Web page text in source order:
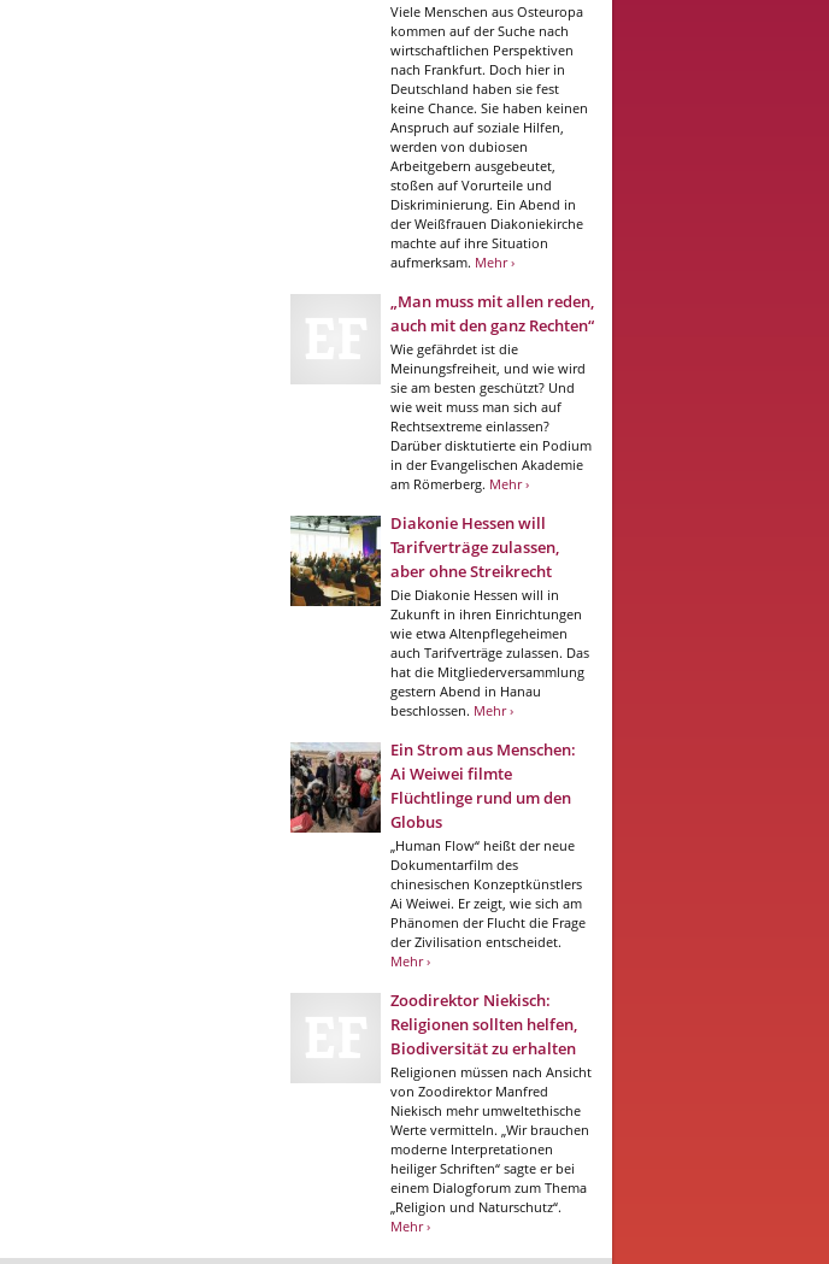
Viele Menschen aus Osteuropa
kommen auf der Suche nach
wirtschaftlichen Perspektiven
nach Frankfurt. Doch hier in
Deutschland haben sie fest
keine Chance. Sie haben keinen
Anspruch auf soziale Hilfen,
werden von dubiosen
Arbeitgebern ausgebeutet,
stoßen auf Vorurteile und
Diskriminierung. Ein Abend in
der Weißfrauen Diakoniekirche
machte auf ihre Situation
aufmerksam. Mehr ›
„Man muss mit allen reden,
auch mit den ganz Rechten“
Wie gefährdet ist die
Meinungsfreiheit, und wie wird
sie am besten geschützt? Und
wie weit muss man sich auf
Rechtsextreme einlassen?
Darüber disktutierte ein Podium
in der Evangelischen Akademie
am Römerberg. Mehr ›
Diakonie Hessen will
Tarifverträge zulassen,
aber ohne Streikrecht
Die Diakonie Hessen will in
Zukunft in ihren Einrichtungen
wie etwa Altenpflegeheimen
auch Tarifverträge zulassen. Das
hat die Mitgliederversammlung
gestern Abend in Hanau
beschlossen. Mehr ›
Ein Strom aus Menschen:
Ai Weiwei filmte
Flüchtlinge rund um den
Globus
„Human Flow“ heißt der neue
Dokumentarfilm des
chinesischen Konzeptkünstlers
Ai Weiwei. Er zeigt, wie sich am
Phänomen der Flucht die Frage
der Zivilisation entscheidet.
Mehr ›
Zoodirektor Niekisch:
Religionen sollten helfen,
Biodiversität zu erhalten
Religionen müssen nach Ansicht
von Zoodirektor Manfred
Niekisch mehr umweltethische
Werte vermitteln. „Wir brauchen
moderne Interpretationen
heiliger Schriften“ sagte er bei
einem Dialogforum zum Thema
„Religion und Naturschutz“.
Mehr ›